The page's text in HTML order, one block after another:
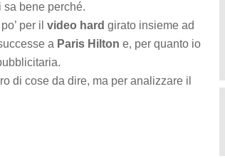
bene perché.
per il video hard girato insieme ad
a Paris Hilton e, per quanto io
di cose da dire, ma per analizzare il